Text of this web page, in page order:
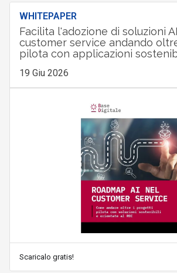
WHITEPAPER
Facilita l'adozione di soluzioni
customer service andando
pilota con applicazioni
19 Giu 2026
Scaricalo gratis!